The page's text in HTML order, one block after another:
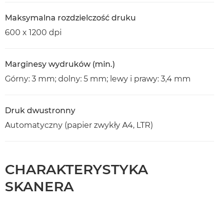
Maksymalna rozdzielczość druku
600 x 1200 dpi
Marginesy wydruków (min.)
Górny: 3 mm; dolny: 5 mm; lewy i prawy: 3,4 mm
Druk dwustronny
Automatyczny (papier zwykły A4, LTR)
CHARAKTERYSTYKA
SKANERA